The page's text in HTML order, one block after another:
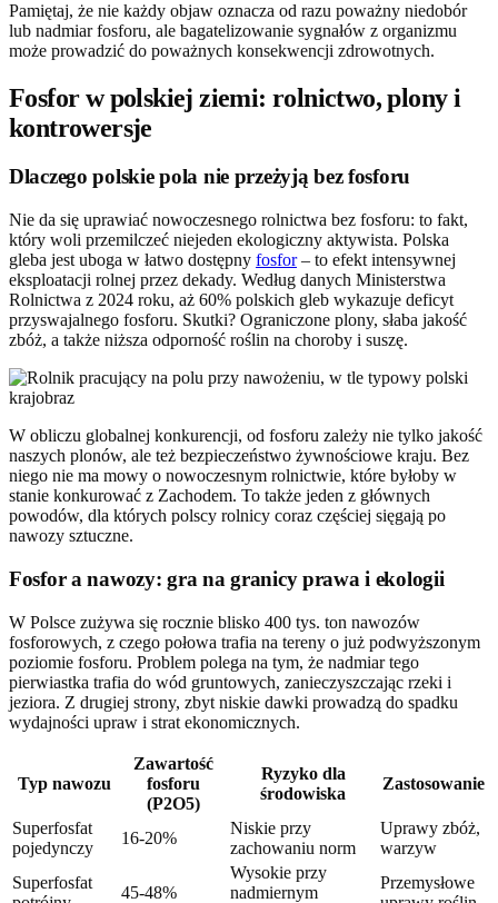
Pamiętaj, że nie każdy objaw oznacza od razu poważny niedobór
lub nadmiar fosforu, ale bagatelizowanie sygnałów z organizmu
może prowadzić do poważnych konsekwencji zdrowotnych.
Fosfor w polskiej ziemi: rolnictwo, plony i
kontrowersje
Dlaczego polskie pola nie przeżyją bez fosforu
Nie da się uprawiać nowoczesnego rolnictwa bez fosforu: to fakt,
który woli przemilczeć niejeden ekologiczny aktywista. Polska
gleba jest uboga w łatwo dostępny fosfor– to efekt intensywnej
eksploatacji rolnej przez dekady. Według danych Ministerstwa
Rolnictwa z 2024 roku, aż 60% polskich gleb wykazuje deficyt
przyswajalnego fosforu. Skutki? Ograniczone plony, słaba jakość
zbóż, a także niższa odporność roślin na choroby i suszę.
W obliczu globalnej konkurencji, od fosforu zależy nie tylko jakość
naszych plonów, ale też bezpieczeństwo żywnościowe kraju. Bez
niego nie ma mowy o nowoczesnym rolnictwie, które byłoby w
stanie konkurować z Zachodem. To także jeden z głównych
powodów, dla których polscy rolnicy coraz częściej sięgają po
nawozy sztuczne.
Fosfor a nawozy: gra na granicy prawa i ekologii
W Polsce zużywa się rocznie blisko 400 tys. ton nawozów
fosforowych, z czego połowa trafia na tereny o już podwyższonym
poziomie fosforu. Problem polega na tym, że nadmiar tego
pierwiastka trafia do wód gruntowych, zanieczyszczając rzeki i
jeziora. Z drugiej strony, zbyt niskie dawki prowadzą do spadku
wydajności upraw i strat ekonomicznych.
Typ nawozu
Zawartość
fosforu
(P2O5)
Ryzyko dla
środowiska
Zastosowanie
Superfosfat
pojedynczy
16-20%
Niskie przy
zachowaniu norm
Uprawy zbóż,
warzyw
Superfosfat
45-48%
Wysokie przy
nadmiernym
Przemysłowe